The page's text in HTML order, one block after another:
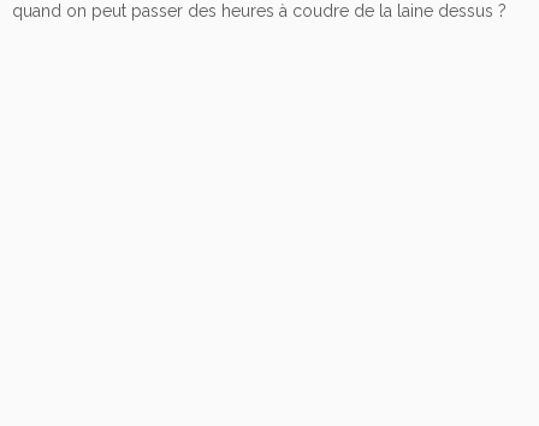
quand on peut passer des heures à coudre de la laine dessus ?